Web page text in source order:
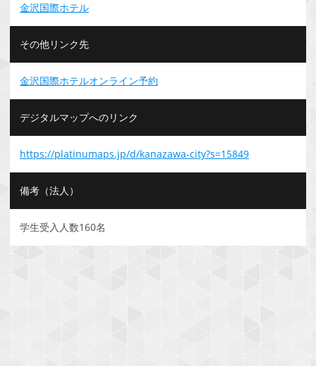
金沢国際ホテル
その他リンク先
金沢国際ホテルオンライン予約
デジタルマップへのリンク
https://platinumaps.jp/d/kanazawa-city?s=15849
備考（法人）
学生受入人数160名